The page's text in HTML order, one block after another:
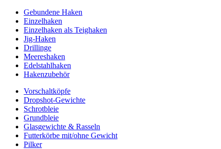
Gebundene Haken
Einzelhaken
Einzelhaken als Teighaken
Jig-Haken
Drillinge
Meereshaken
Edelstahlhaken
Hakenzubehör
Vorschaltköpfe
Dropshot-Gewichte
Schrotbleie
Grundbleie
Glasgewichte & Rasseln
Futterkörbe mit/ohne Gewicht
Pilker